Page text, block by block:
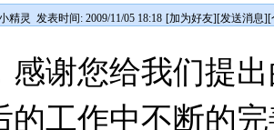
精灵 发表时间: 2009/11/05 18:18 [加为好友][发送消息][
感谢您给我们提
的工作中不断的